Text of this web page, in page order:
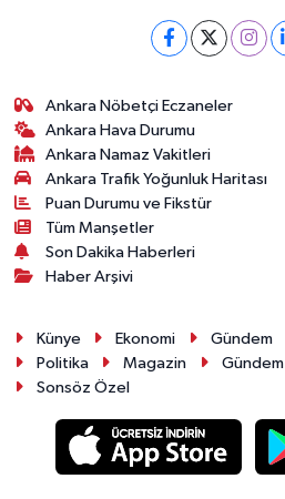
Ankara Nöbetçi Eczaneler
Ankara Hava Durumu
Ankara Namaz Vakitleri
Ankara Trafik Yoğunluk Haritası
Puan Durumu ve Fikstür
Tüm Manşetler
Son Dakika Haberleri
Haber Arşivi
Künye Ekonomi Gündem
Politika
Magazin Gündem
Sonsöz Özel